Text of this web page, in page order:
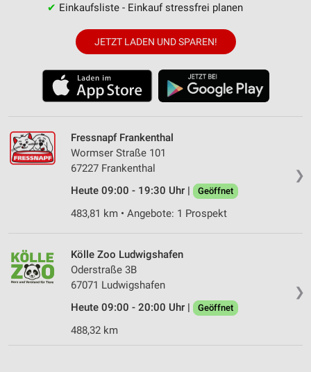
✔ Einkaufsliste - Einkauf stressfrei planen
JETZT LADEN UND SPAREN!
❯
Fressnapf Frankenthal
Wormser Straße 101
67227 Frankenthal
Heute 09:00 - 19:30 Uhr |
Geöffnet
483,81 km • Angebote: 1 Prospekt
❯
Kölle Zoo Ludwigshafen
Oderstraße 3B
67071 Ludwigshafen
Heute 09:00 - 20:00 Uhr |
Geöffnet
488,32 km